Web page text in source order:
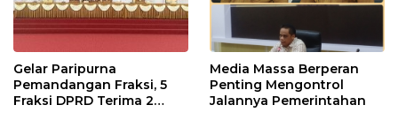
Gelar Paripurna
Pemandangan Fraksi, 5
Fraksi DPRD Terima 2
Media Massa Berperan
Penting Mengontrol
Jalannya Pemerintahan